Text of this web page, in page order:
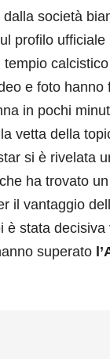
società
profilo
tempio
e foto hanno
in pochi
vetta della
si è rivelata
che ha trovato
il vantaggio
è stata decisiva
superato